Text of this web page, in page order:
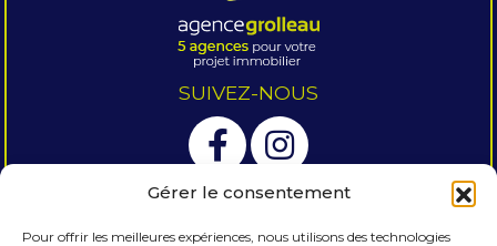
Gérer le consentement
Pour offrir les meilleures expériences, nous utilisons des technologies
SUIVEZ-NOUS